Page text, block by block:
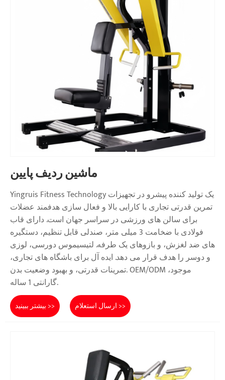
ماشین ردیف پایین
Yingruis Fitness Technology یک تولید کننده پیشرو در تجهیزات
تمرین قدرتی تجاری با کارایی بالا و فعال سازی هدفمند عضلات
برای سالن های ورزشی در سراسر جهان است. دارای قاب
فولادی با ضخامت 3 میلی متر، صندلی قابل تنظیم، دستگیره
های ضد لغزش، و بازوهای یک طرفه. لتیسیموس دورسی، لوزی
و دوسر را هدف قرار می دهد. ایده آل برای باشگاه های تجاری،
تمرینات قدرتی، و بهبود وضعیت بدن. OEM/ODM موجود،
گارانتی 1 ساله.
بیشتر ببینید >> ارسال استعلام >>